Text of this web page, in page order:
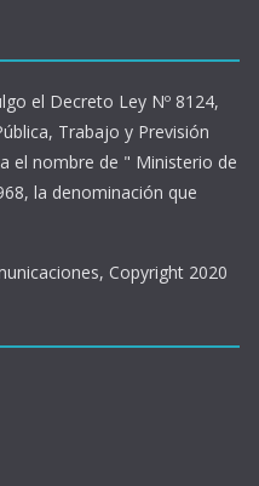
el Decreto Ley Nº 8124,
Trabajo y Previsión
el nombre de " Ministerio de
la denominación que
Copyright 2020